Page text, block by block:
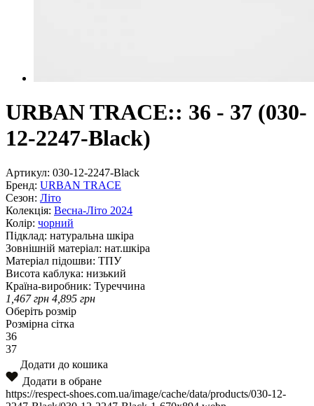
URBAN TRACE:: 36 - 37 (030-
12-2247-Black)
Артикул: 030-12-2247-Black
Бренд: URBAN TRACE
Сезон: Літо
Колекція: Весна-Літо 2024
Колір: чорний
Підклад: натуральна шкiра
Зовнішній матеріал: нат.шкіра
Матеріал підошви: ТПУ
Висота каблука: низький
Країна-виробник: Туреччина
1,467грн 4,895 грн
Оберіть розмір
Розмірна сітка
36
37
Додати до кошика
Додати в обране
https://respect-shoes.com.ua/image/cache/data/products/030-12-